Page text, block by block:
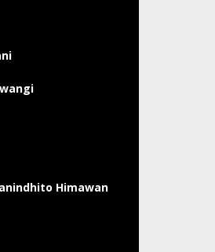
Himawan